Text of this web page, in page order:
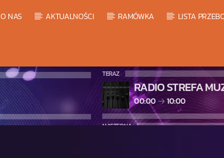
O NAS AKTUALNOŚCI RAMÓWKA LISTA
TERAZ
RADIO STREFA
00:00 10:00
NASTĘPNA